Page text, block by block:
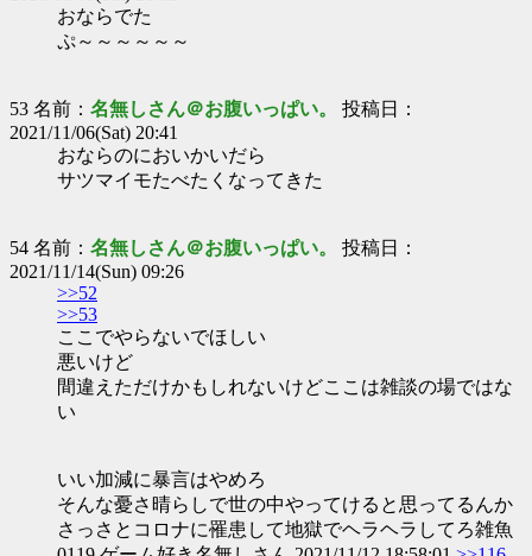
おならでた
ぷ～～～～～～
53 名前： 名無しさん＠お腹いっぱい。 投稿日：
2021/11/06(Sat) 20:41
おならのにおいかいだら
サツマイモたべたくなってきた
54 名前： 名無しさん＠お腹いっぱい。 投稿日：
2021/11/14(Sun) 09:26
>>52
>>53
ここでやらないでほしい
悪いけど
間違えただけかもしれないけどここは雑談の場ではな
い
いい加減に暴言はやめろ
そんな憂さ晴らしで世の中やってけると思ってるんか
さっさとコロナに罹患して地獄でヘラヘラしてろ雑魚